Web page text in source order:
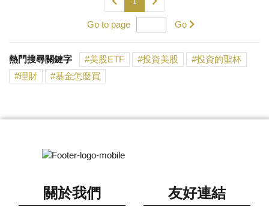
Go to page Go
熱門搜尋關鍵字 美股ETF 投資美股
投資的聖杯
理財
基金怎麼買
關於我們 友好連結